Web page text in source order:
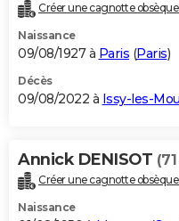
Créer une cagnotte
Naissance
09/08/1927 à Paris (Paris)
Décès
09/08/2022 à Issy-les-
Annick DENISOT
Créer une cagnotte
Naissance